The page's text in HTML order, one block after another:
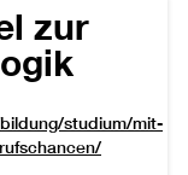
zur
studium/mit-